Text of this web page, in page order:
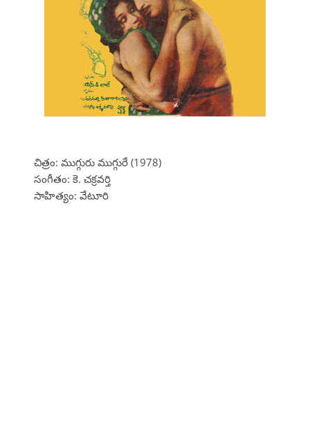
చిత్రం: ముగ్గురు ముగ్గురే (1978)
సంగీతం: కె. చక్రవర్తి
సాహిత్యం: వేటూరి